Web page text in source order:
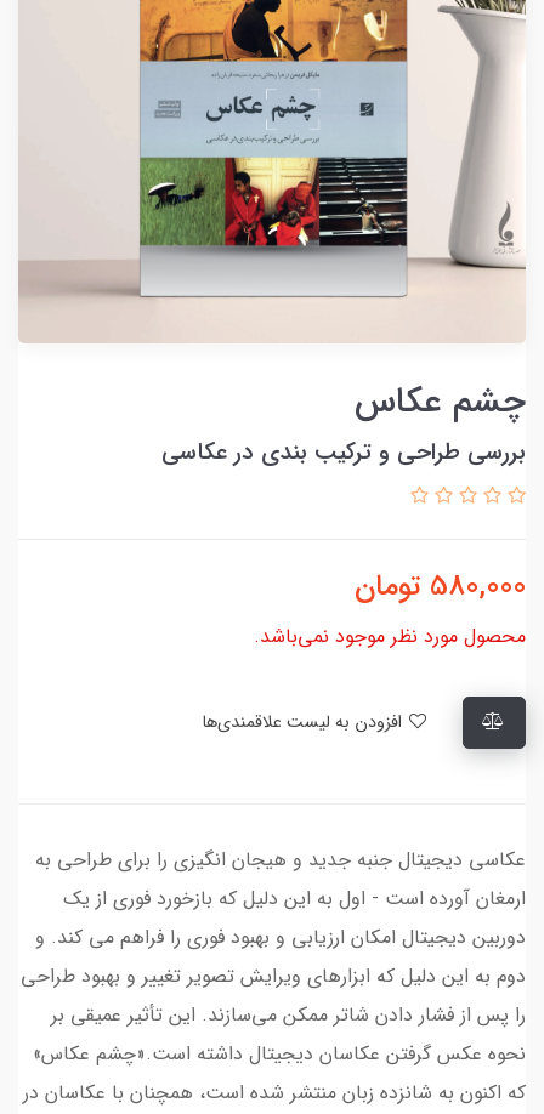
چشم عکاس
بررسی طراحی و ترکیب بندی در عکاسی
580,000 تومان
محصول مورد نظر موجود نمی‌باشد.
عکاسی دیجیتال جنبه جدید و هیجان انگیزی را برای طراحی به
ارمغان آورده است - اول به این دلیل که بازخورد فوری از یک
دوربین دیجیتال امکان ارزیابی و بهبود فوری را فراهم می کند. و
دوم به این دلیل که ابزارهای ویرایش تصویر تغییر و بهبود طراحی
را پس از فشار دادن شاتر ممکن می‌سازند. این تأثیر عمیقی بر
نحوه عکس گرفتن عکاسان دیجیتال داشته است.«چشم عکاس»
که اکنون به شانزده زبان منتشر شده است، همچنان با عکاسان در